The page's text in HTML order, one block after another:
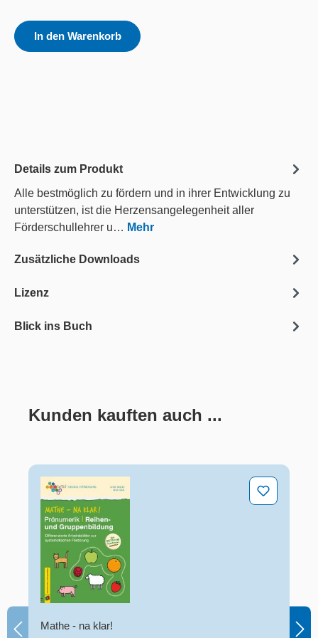
In den Warenkorb
Details zum Produkt
Alle bestmöglich zu fördern und in ihrer Entwicklung zu
unterstützen, ist die Herzensangelegenheit aller
Förderschullehrer u… Mehr
Zusätzliche Downloads
Lizenz
Blick ins Buch
Produktgalerie überspringen
Kunden kauften auch ...
Mathe - na klar! Pränumerik: Reihen- und
Mathe - na klar!